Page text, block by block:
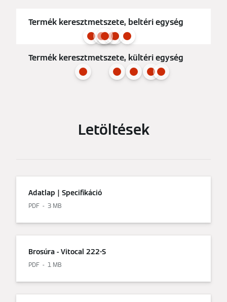
Termék keresztmetszete, beltéri egység
Termék keresztmetszete, kültéri egység
Letöltések
Adatlap | Specifikáció
PDF 3 MB
Brosúra - Vitocal 222-S
PDF 1 MB